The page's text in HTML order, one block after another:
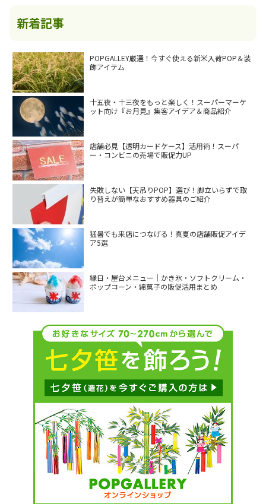
新着記事
POPGALLEY厳選！今すぐ使える新米入荷POP＆装
飾アイテム
十五夜・十三夜をもっと楽しく！スーパーマーケ
ット向け『お月見』集客アイデア＆商品紹介
店舗必見【透明カードケース】活用術！スーパ
ー・コンビニの売場で販促力UP
失敗しない【天吊りPOP】選び！脚立いらずで取
り替えが簡単なおすすめ器具のご紹介
猛暑でも来店につなげる！真夏の店舗販促アイデ
ア5選
縁日・屋台メニュー｜かき氷・ソフトクリーム・
ポップコーン・綿菓子の販促活用まとめ